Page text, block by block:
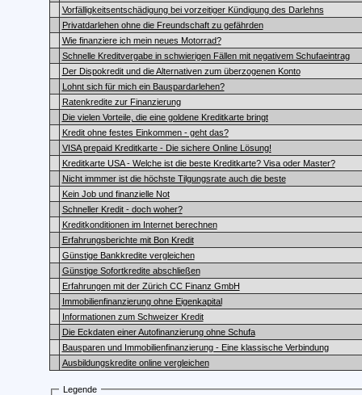
Vorfälligkeitsentschädigung bei vorzeitiger Kündigung des Darlehns
Privatdarlehen ohne die Freundschaft zu gefährden
Wie finanziere ich mein neues Motorrad?
Schnelle Kreditvergabe in schwierigen Fällen mit negativem Schufaeintrag
Der Dispokredit und die Alternativen zum überzogenen Konto
Lohnt sich für mich ein Bauspardarlehen?
Ratenkredite zur Finanzierung
Die vielen Vorteile, die eine goldene Kreditkarte bringt
Kredit ohne festes Einkommen - geht das?
VISA prepaid Kreditkarte - Die sichere Online Lösung!
Kreditkarte USA - Welche ist die beste Kreditkarte? Visa oder Master?
Nicht immmer ist die höchste Tilgungsrate auch die beste
Kein Job und finanzielle Not
Schneller Kredit - doch woher?
Kreditkonditionen im Internet berechnen
Erfahrungsberichte mit Bon Kredit
Günstige Bankkredite vergleichen
Günstige Sofortkredite abschließen
Erfahrungen mit der Zürich CC Finanz GmbH
Immobilienfinanzierung ohne Eigenkapital
Informationen zum Schweizer Kredit
Die Eckdaten einer Autofinanzierung ohne Schufa
Bausparen und Immobilienfinanzierung - Eine klassische Verbindung
Ausbildungskredite online vergleichen
Legende